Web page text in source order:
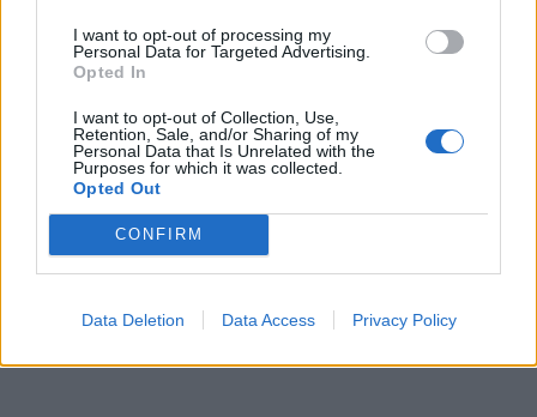
I want to opt-out of processing my
Personal Data for Targeted Advertising.
Opted In
I want to opt-out of Collection, Use,
Retention, Sale, and/or Sharing of my
Personal Data that Is Unrelated with the
Purposes for which it was collected.
Opted Out
CONFIRM
Data Deletion Data Access Privacy Policy
Όλγα Ντάλλα vs
Κυβέλη
Χατζηευστρατίου:
Αυτή είναι η
νικήτρια του GNTM